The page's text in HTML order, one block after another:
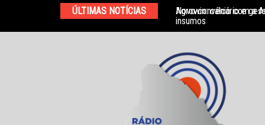
o
ÚLTIMAS NOTÍCIAS
Agrowin: calcário e
insumos
Novo convênio com a